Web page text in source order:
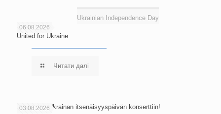
Ukrainian Independence Day
06.08.2026
United for Ukraine
Читати далі
03.08.2026
Tervetuloa Ukrainan itsenäisyyspäivän konserttiin!